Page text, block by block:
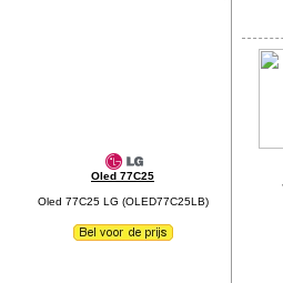
Oled 77C25
Oled 77C25 LG (OLED77C25LB)